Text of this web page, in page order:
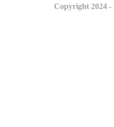
Copyright 2024 -